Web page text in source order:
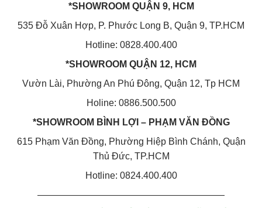
*SHOWROOM QUẬN 9, HCM
535 Đỗ Xuân Hợp, P. Phước Long B, Quận 9, TP.HCM
Hotline: 0828.400.400
*SHOWROOM QUẬN 12, HCM
Vườn Lài, Phường An Phú Đông, Quận 12, Tp HCM
Holine: 0886.500.500
*SHOWROOM BÌNH LỢI – PHẠM VĂN ĐỒNG
615 Phạm Văn Đồng, Phường Hiệp Bình Chánh, Quận
Thủ Đức, TP.HCM
Hotline: 0824.400.400
————————————————————